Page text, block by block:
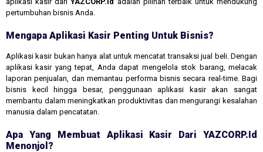
pertumbuhan bisnis Anda.
Mengapa Aplikasi Kasir Penting Untuk Bisnis?
Aplikasi kasir bukan hanya alat untuk mencatat transaksi jual beli. Dengan
aplikasi kasir yang tepat, Anda dapat mengelola stok barang, melacak
laporan penjualan, dan memantau performa bisnis secara real-time. Bagi
bisnis kecil hingga besar, penggunaan aplikasi kasir akan sangat
membantu dalam meningkatkan produktivitas dan mengurangi kesalahan
manusia dalam pencatatan.
Apa Yang Membuat Aplikasi Kasir Dari YAZCORP.id
Menonjol?